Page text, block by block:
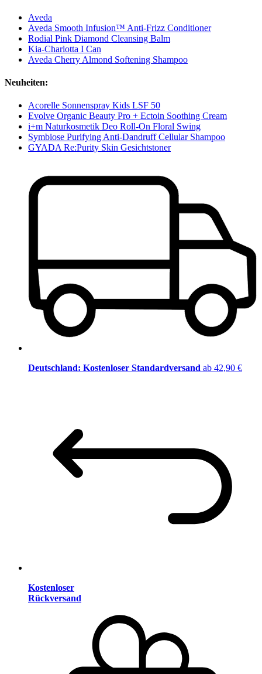
Aveda
Aveda Smooth Infusion™ Anti-Frizz Conditioner
Rodial Pink Diamond Cleansing Balm
Kia-Charlotta I Can
Aveda Cherry Almond Softening Shampoo
Neuheiten:
Acorelle Sonnenspray Kids LSF 50
Evolve Organic Beauty Pro + Ectoin Soothing Cream
i+m Naturkosmetik Deo Roll-On Floral Swing
Symbiose Purifying Anti-Dandruff Cellular Shampoo
GYADA Re:Purity Skin Gesichtstoner
Deutschland: Kostenloser Standardversand ab 42,90 €
Kostenloser
Rückversand